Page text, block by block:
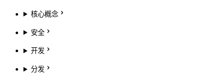
核心概念
安全
开发
分发